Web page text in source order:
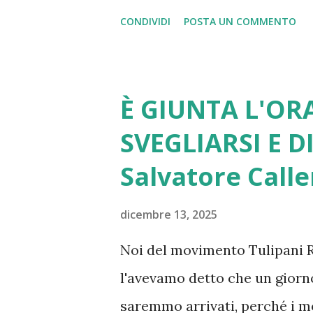
e delle politiche di
e delle dipendenze, alla
reddito, di genere,
le sfide più drammatiche
diversi interventi di Romano
sinceramente europeisti. Ma
CONDIVIDI POSTA UN COMMENTO
È GIUNTA
SVEGLIARSI E
Salvatore
dicembre 13, 2025
Noi del movimento Tulipani
l'avevamo detto che un
saremmo arrivati, perché i